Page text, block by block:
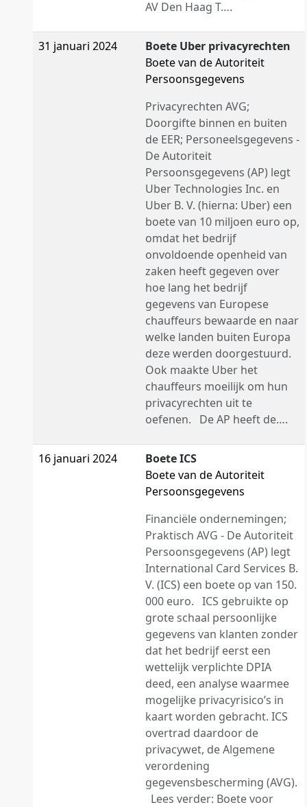
AV Den Haag T….
31 januari 2024
Boete Uber privacyrechten
Boete van de Autoriteit
Persoonsgegevens
Privacyrechten AVG;
Doorgifte binnen en buiten
de EER; Personeelsgegevens -
De Autoriteit
Persoonsgegevens (AP) legt
Uber Technologies Inc. en
Uber B. V. (hierna: Uber) een
boete van 10 miljoen euro op,
omdat het bedrijf
onvoldoende openheid van
zaken heeft gegeven over
hoe lang het bedrijf
gegevens van Europese
chauffeurs bewaarde en naar
welke landen buiten Europa
deze werden doorgestuurd.
Ook maakte Uber het
chauffeurs moeilijk om hun
privacyrechten uit te
oefenen. De AP heeft de….
16 januari 2024
Boete ICS
Boete van de Autoriteit
Persoonsgegevens
Financiële ondernemingen;
Praktisch AVG - De Autoriteit
Persoonsgegevens (AP) legt
International Card Services B.
V. (ICS) een boete op van 150.
000 euro. ICS gebruikte op
grote schaal persoonlijke
gegevens van klanten zonder
dat het bedrijf eerst een
wettelijk verplichte DPIA
deed, een analyse waarmee
mogelijke privacyrisico’s in
kaart worden gebracht. ICS
overtrad daardoor de
privacywet, de Algemene
verordening
gegevensbescherming (AVG).
Lees verder: Boete voor